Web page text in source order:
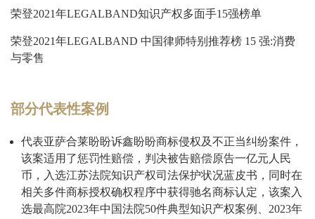
荣登2021年LEGALBAND知识产权多面手15强榜单
荣登2021年LEGALBAND 中国律师特别推荐榜 15 强:消费
与零售
部分代表性案例
代表亚萨合莱盼盼诉鑫盼盼商标侵权及不正当纠纷案件，
该案适用了惩罚性赔偿，判决被告赔偿原告一亿元人民
币，入选江苏法院知识产权司法保护状况蓝皮书，同时在
相关多件商标授权确权程序中获得驰名商标认定，该案入
选最高院2023年中国法院50件典型知识产权案例、2023年